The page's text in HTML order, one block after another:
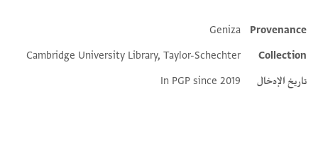
Additional metadata
Provenance
Geniza
Collection
Cambridge University Library, Taylor-Schechter
تاريخ الإدخال
In PGP since 2019